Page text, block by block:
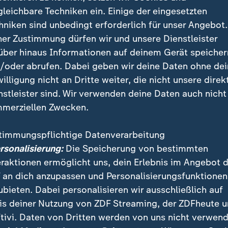
quasi eine Art Konjunkturkiller. Für den
auch keine gute Nachricht, weil die Märkte
dann Aktien und schichten lieber in
um.
spüren Zinserhöhungen
es auch Konsequenzen. Möglicherweise wird
an der Zapfsäule etwas weniger teuer, wenn die
wenn Banken steigende Zinsen häufig nicht
können sie mittelfristig bei Fest- oder
führen. Für Sparer, die solche
ist das also eine positive Nachricht.
Techniken ein. Einige der eingesetzten
sind unbedingt erforderlich für unser
Zustimmung dürfen wir und unsere Dienstleister
hinaus Informationen auf deinem Gerät
oder abrufen. Dabei geben wir deine Daten ohne
nicht an Dritte weiter, die nicht unsere
sind. Wir verwenden deine Daten auch nicht
Zwecken.
Datenverarbeitung
Die Speicherung von bestimmten
ermöglicht uns, dein Erlebnis im Angebot
an dich anzupassen und Personalisierungsfunktionen
Dabei personalisieren wir ausschließlich auf
deiner Nutzung von ZDF Streaming, der ZDFheute
Daten von Dritten werden von uns nicht